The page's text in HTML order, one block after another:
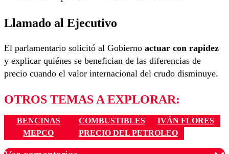
Llamado al Ejecutivo
El parlamentario solicitó al Gobierno actuar con rapidez
y explicar quiénes se benefician de las diferencias de
precio cuando el valor internacional del crudo disminuye.
OTROS TEMAS A EXPLORAR:
BENCINAS COMBUSTIBLES
IVÁN FLORES
MEPCO
PRECIO DEL PETROLEO